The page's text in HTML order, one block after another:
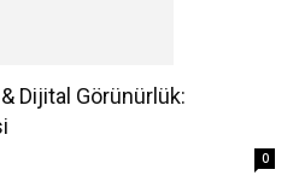
& Dijital Görünürlük:
0